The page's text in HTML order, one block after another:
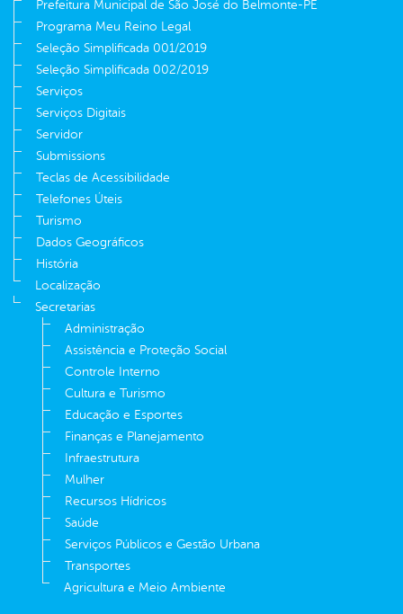
Prefeitura Municipal de São José do Belmonte-PE
Programa Meu Reino Legal
Seleção Simplificada 001/2019
Seleção Simplificada 002/2019
Serviços
Serviços Digitais
Servidor
Submissions
Teclas de Acessibilidade
Telefones Úteis
Turismo
Dados Geográficos
História
Localização
Secretarias
Administração
Assistência e Proteção Social
Controle Interno
Cultura e Turismo
Educação e Esportes
Finanças e Planejamento
Infraestrutura
Mulher
Recursos Hídricos
Saúde
Serviços Públicos e Gestão Urbana
Transportes
Agricultura e Meio Ambiente